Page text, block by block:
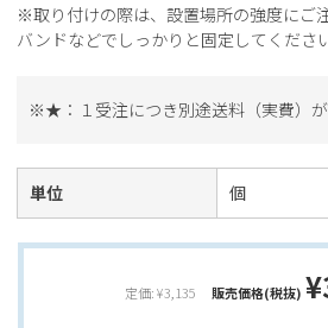
※取り付けの際は、設置場所の強度にご
バンドなどでしっかりと固定してください
※★：１受注につき別途送料（実費）が
単位 個
定価: ¥3,135 販売価格(税抜)